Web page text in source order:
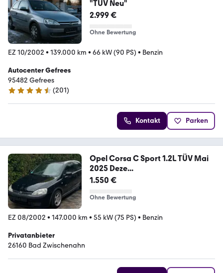
"TÜV Neu"
2.999 €
Ohne Bewertung
EZ 10/2002 • 139.000 km • 66 kW (90 PS) • Benzin
Autocenter Gefrees
95482 Gefrees
4.3 Sterne
(201)
Kontakt Parken
Opel Corsa C Sport 1.2L TÜV Mai
2025 Deze...
1.550 €
Ohne Bewertung
EZ 08/2002 • 147.000 km • 55 kW (75 PS) • Benzin
Privatanbieter
26160 Bad Zwischenahn